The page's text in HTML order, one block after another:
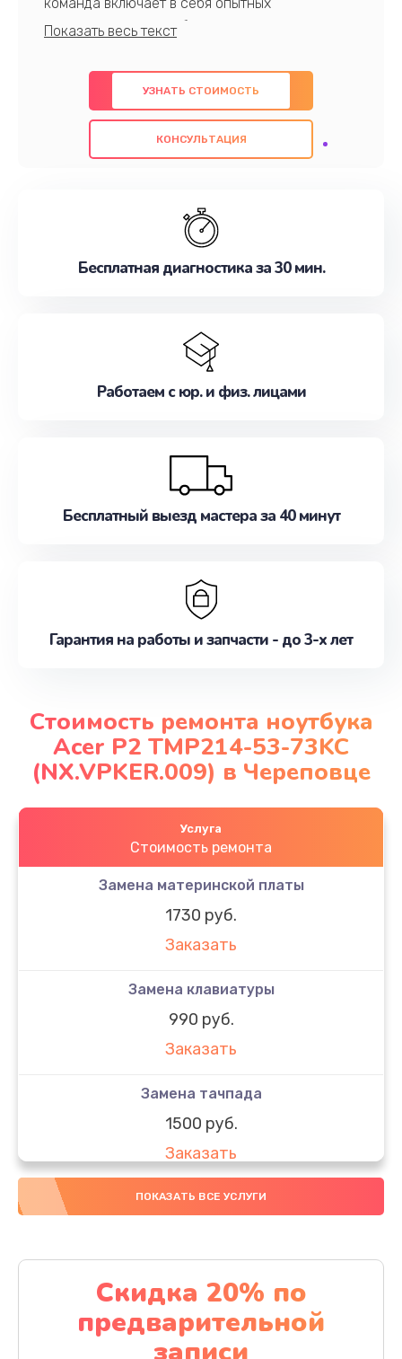
профессионалов с обширными знаниями и
предлагаем быстрый и качественный ремонт с
использованием оригинальных компонентов, а
также гарантируем качество всех
проведенных работ. Наша цель - предоставить
наилучшим образом. Не медлите записаться на
УЗНАТЬ СТОИМОСТЬ
КОНСУЛЬТАЦИЯ
Бесплатная диагностика за 30 мин.
Работаем с юр. и физ. лицами
Бесплатный выезд мастера за 40 минут
Гарантия на работы и запчасти - до 3-х лет
Стоимость ремонта ноутбука
Acer P2 TMP214-53-73KC
(NX.VPKER.009) в Череповце
Услуга
Стоимость ремонта
Замена материнской платы
1730 руб.
Заказать
Замена клавиатуры
990 руб.
Заказать
Замена тачпада
1500 руб.
Заказать
Замена южного моста
Заказать
Чистка от пыли
1060 руб.
ПОКАЗАТЬ ВСЕ УСЛУГИ
Скидка 20% по
предварительной